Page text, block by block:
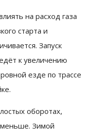
на расход газа
старта и
Запуск
к увеличению
езде по трассе
оборотах,
меньше. Зимой